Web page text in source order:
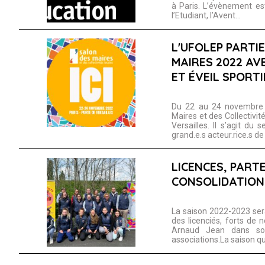
à Paris. L’évènement
l’Etudiant, l’Avent...
L'UFOLEP PARTIE PRENANTE DU SALON DES
MAIRES 2022
ET ÉVEIL
Du 22 au 24 novembre
Maires et des
Versailles. Il s’agit du
grand.e.s acteur.rice.s
LICENCES, PARTENARIATS : UNE ANNÉE DE
La saison 2022-2023
des licenciés, forts de
Arnaud Jean dans
associations.La saison